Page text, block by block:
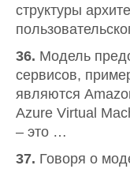
структуры
36. Модель
сервисов,
являются
Azure Virtual
– это …
37. Говоря о